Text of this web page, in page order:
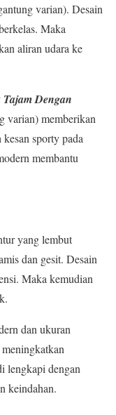
varian). Desain
Maka
aliran udara ke
Dengan
varian) memberikan
sporty pada
membantu
yang lembut
dan gesit. Desain
Maka kemudian
dan ukuran
lengkapi dengan
keindahan.